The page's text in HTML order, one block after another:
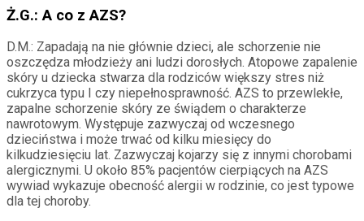
Ż.G.: A co z AZS?
D.M.: Zapadają na nie głównie dzieci, ale schorzenie nie
oszczędza młodzieży ani ludzi dorosłych. Atopowe zapalenie
skóry u dziecka stwarza dla rodziców większy stres niż
cukrzyca typu I czy niepełnosprawność. AZS to przewlekłe,
zapalne schorzenie skóry ze świądem o charakterze
nawrotowym. Występuje zazwyczaj od wczesnego
dzieciństwa i może trwać od kilku miesięcy do
kilkudziesięciu lat. Zazwyczaj kojarzy się z innymi chorobami
alergicznymi. U około 85% pacjentów cierpiących na AZS
wywiad wykazuje obecność alergii w rodzinie, co jest typowe
dla tej choroby.